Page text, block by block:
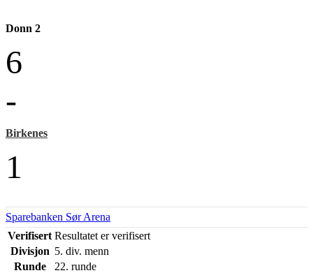
Donn 2
6
-
Birkenes
1
Sparebanken Sør Arena
Verifisert Resultatet er verifisert
Divisjon 5. div. menn
Runde
22. runde